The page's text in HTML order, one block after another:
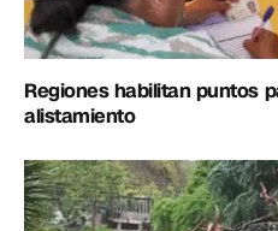
Regiones habilitan puntos
alistamiento